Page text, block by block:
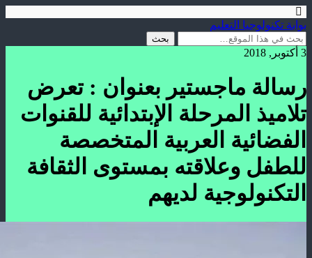
بوابة تكنولوجيا التعليم
3 أكتوبر, 2018
رسالة ماجستير بعنوان : تعرض
تلاميذ المرحلة الإبتدائية للقنوات
الفضائية العربية المتخصصة
للطفل وعلاقته بمستوى الثقافة
التكنولوجية لديهم